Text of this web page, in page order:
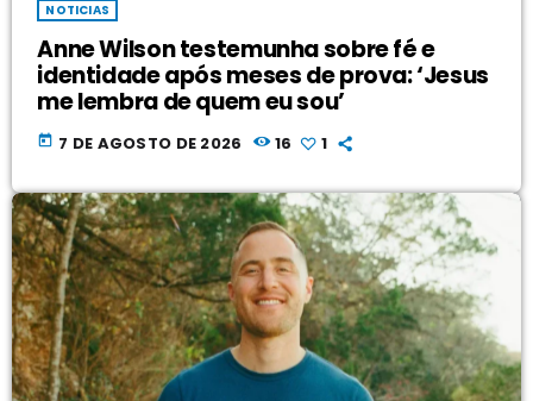
NOTICIAS
Anne Wilson testemunha sobre fé e
identidade após meses de prova: ‘Jesus
me lembra de quem eu sou’
today 7 DE AGOSTO DE 2026 16 1